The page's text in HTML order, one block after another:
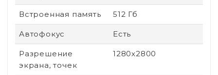
Встроенная память 512 Гб
Автофокус Есть
Разрешение
экрана, точек
1280x2800